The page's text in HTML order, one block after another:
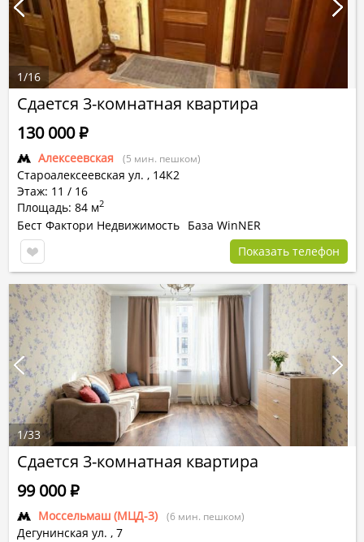
Сдается 3-комнатная квартира
Алексеевская (5 мин. пешком)
Староалексеевская ул. , 14К2
Этаж: 11 / 16
Площадь: 84 м2
130 000Р
Бест Фактори Недвижимость База WinNER
Показать телефон
1/16
Сдается 3-комнатная квартира
Моссельмаш (МЦД-3) (6 мин. пешком)
Дегунинская ул. , 7
99 000Р
1/33